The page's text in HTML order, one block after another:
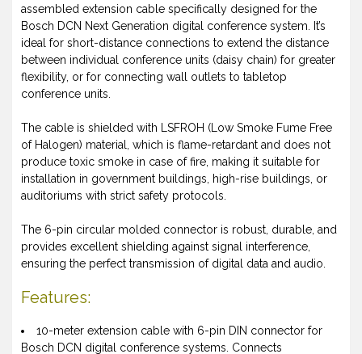
assembled extension cable specifically designed for the
Bosch DCN Next Generation digital conference system. It’s
ideal for short-distance connections to extend the distance
between individual conference units (daisy chain) for greater
flexibility, or for connecting wall outlets to tabletop
conference units.
The cable is shielded with LSFROH (Low Smoke Fume Free
of Halogen) material, which is flame-retardant and does not
produce toxic smoke in case of fire, making it suitable for
installation in government buildings, high-rise buildings, or
auditoriums with strict safety protocols.
The 6-pin circular molded connector is robust, durable, and
provides excellent shielding against signal interference,
ensuring the perfect transmission of digital data and audio.
Features:
10-meter extension cable with 6-pin DIN connector for
Bosch DCN digital conference systems. Connects